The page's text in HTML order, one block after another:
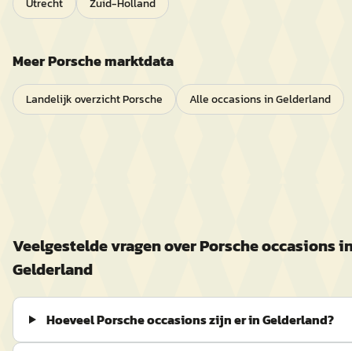
Utrecht
Zuid-Holland
MeerPorschemarktdata
Landelijk overzichtPorsche Alle occasions inGelderland
Veelgestelde vragen overPorscheoccasions
Gelderland
Hoeveel Porsche occasions zijn er in Gelderland?